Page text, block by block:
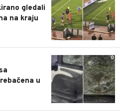
gledali
na kraju
0
u